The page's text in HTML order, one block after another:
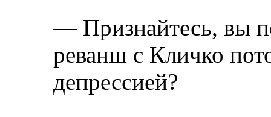
— Признайтесь, вы
реванш с Кличко
депрессией?